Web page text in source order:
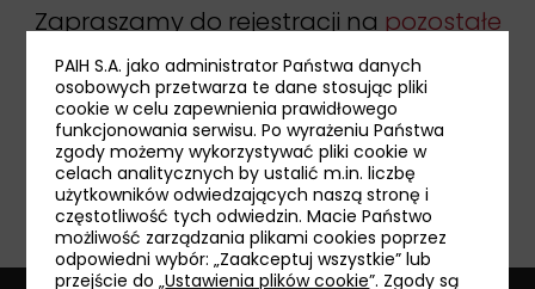
Zapraszamy do rejestracji na pozostałe
wydarzenia.
udostępnij:
PAIH S.A. jako administrator Państwa danych
osobowych przetwarza te dane stosując pliki
cookie w celu zapewnienia prawidłowego
funkcjonowania serwisu. Po wyrażeniu Państwa
zgody możemy wykorzystywać pliki cookie w
celach analitycznych by ustalić m.in. liczbę
użytkowników odwiedzających naszą stronę i
częstotliwość tych odwiedzin. Macie Państwo
możliwość zarządzania plikami cookies poprzez
odpowiedni wybór: „Zaakceptuj wszystkie” lub
przejście do „Ustawienia plików cookie”. Zgody są